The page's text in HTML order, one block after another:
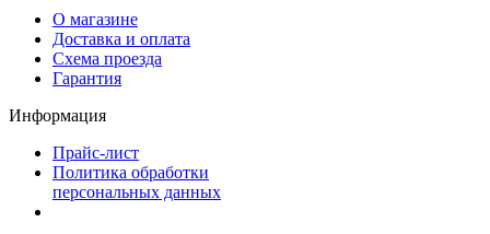
О магазине
Доставка и оплата
Схема проезда
Гарантия
Информация
Прайс-лист
Политика обработки
персональных данных